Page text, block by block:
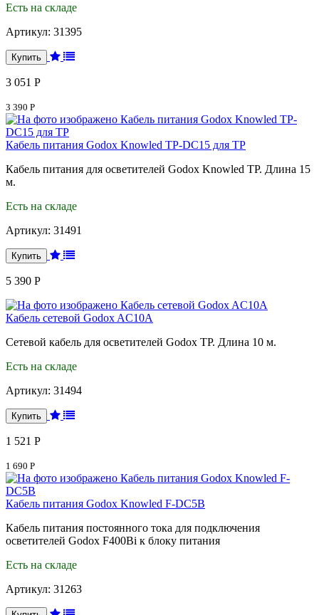
Есть на складе
Артикул: 31395
3 051 Р
3 390 Р
Кабель питания Godox Knowled TP-DC15 для TP
Кабель питания для осветителей Godox Knowled TP. Длина 15
м.
Есть на складе
Артикул: 31491
5 390 Р
Кабель сетевой Godox AC10A
Cетевой кабель для осветителей Godox TP. Длина 10 м.
Есть на складе
Артикул: 31494
1 521 Р
1 690 Р
Кабель питания Godox Knowled F-DC5B
Кабель питания постоянного тока для подключения
осветителей Godox F400Bi к блоку питания
Есть на складе
Артикул: 31263